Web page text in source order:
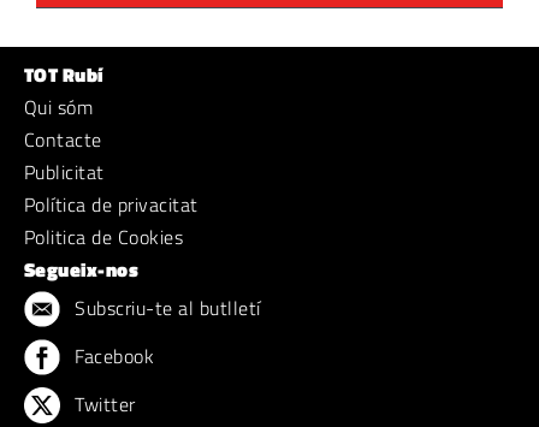
TOT Rubí
Qui sóm
Contacte
Publicitat
Política de privacitat
Politica de Cookies
Segueix-nos
Subscriu-te al butlletí
Facebook
Twitter